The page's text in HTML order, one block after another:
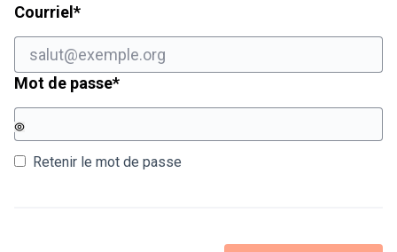
Courriel *Champ obligatoire
Mot de passe*Champ obligatoire
Retenir le mot de passe